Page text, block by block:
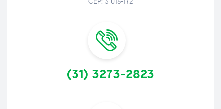
(31) 3273-2823